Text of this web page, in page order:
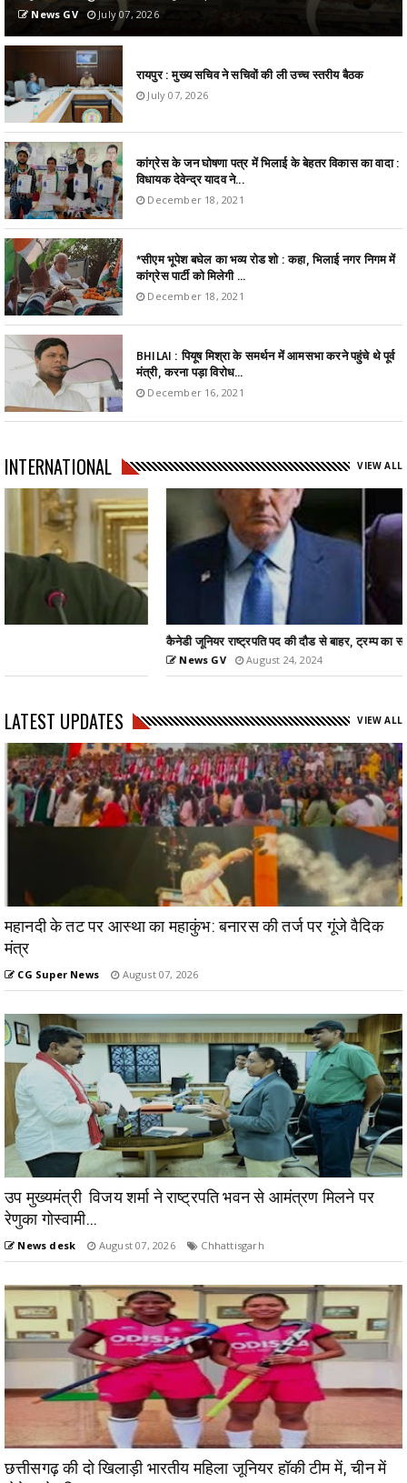
News GV July 07, 2026
रायपुर : मुख्य सचिव ने सचिवों की ली उच्च स्तरीय बैठक
July 07, 2026
कांग्रेस के जन घोषणा पत्र में भिलाई के बेहतर विकास का वादा :
विधायक देवेन्द्र यादव ने...
December 18, 2021
*सीएम भूपेश बघेल का भव्य रोड शो : कहा, भिलाई नगर निगम में
कांग्रेस पार्टी को मिलेगी ...
December 18, 2021
BHILAI : पियूष मिश्रा के समर्थन में आमसभा करने पहुंचे थे पूर्व
मंत्री, करना पड़ा विरोध...
December 16, 2021
INTERNATIONAL VIEW ALL
कैनेडी जूनियर राष्ट्रपति पद की दौड से बाहर, ट्रम्प का समर्थन...
LATEST UPDATES VIEW ALL
महानदी के तट पर आस्था का महाकुंभ: बनारस की तर्ज पर गूंजे वैदिक
मंत्र
CG Super News August 07, 2026
उप मुख्यमंत्री विजय शर्मा ने राष्ट्रपति भवन से आमंत्रण मिलने पर
रेणुका गोस्वामी...
News desk August 07, 2026 Chhattisgarh
छत्तीसगढ़ की दो खिलाड़ी भारतीय महिला जूनियर हॉकी टीम में, चीन में